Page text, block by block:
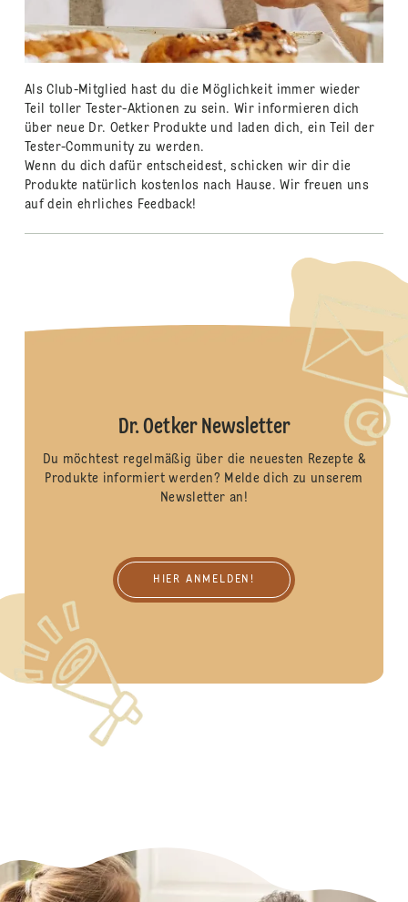
Als Club-Mitglied hast du die Möglichkeit immer wieder
Teil toller Tester-Aktionen zu sein. Wir informieren dich
über neue Dr. Oetker Produkte und laden dich, ein Teil der
Tester-Community zu werden.
Wenn du dich dafür entscheidest, schicken wir dir die
Produkte natürlich kostenlos nach Hause. Wir freuen uns
auf dein ehrliches Feedback!
Dr. Oetker Newsletter
Du möchtest regelmäßig über die neuesten Rezepte &
Produkte informiert werden? Melde dich zu unserem
Newsletter an!
HIER ANMELDEN!